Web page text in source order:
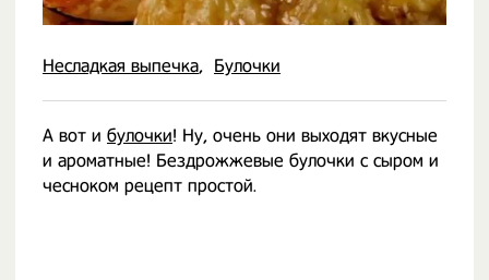
Несладкая выпечка Булочки
А вот и булочки! Ну, очень они выходят вкусные
и ароматные! Бездрожжевые булочки с сыром и
чесноком рецепт простой.